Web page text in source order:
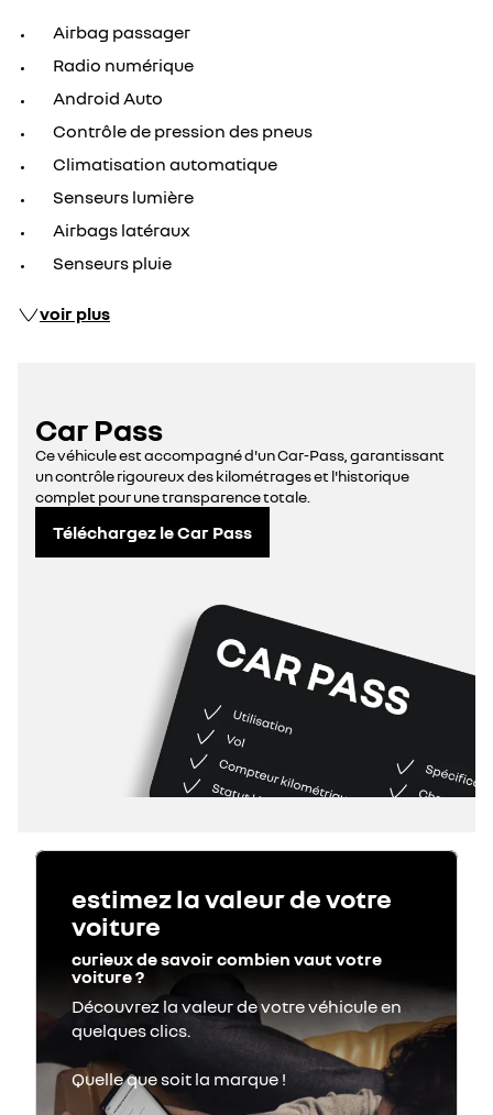
Airbag passager
Radio numérique
Android Auto
Contrôle de pression des pneus
Climatisation automatique
Senseurs lumière
Airbags latéraux
Senseurs pluie
voir plus
Car Pass
Ce véhicule est accompagné d'un Car-Pass, garantissant
un contrôle rigoureux des kilométrages et l'historique
complet pour une transparence totale.
Téléchargez le Car Pass
estimez la valeur de votre
voiture
curieux de savoir combien vaut votre
voiture ?
Découvrez la valeur de votre véhicule en